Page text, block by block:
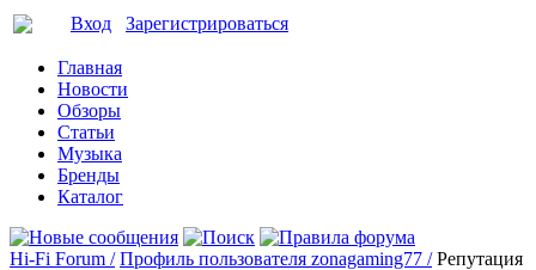
Вход Зарегистрироваться
Главная
Новости
Обзоры
Статьи
Музыка
Бренды
Каталог
Hi-Fi Forum / Профиль пользователя zonagaming77 / Репутация